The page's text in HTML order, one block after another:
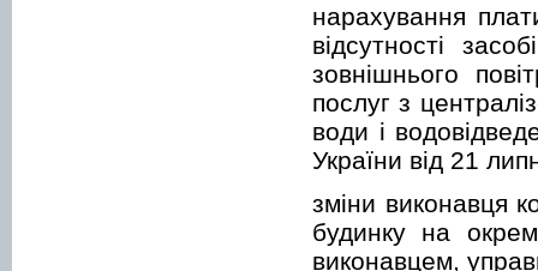
нарахування
відсутності
зовнішнього
послуг з
води і
України від 21
зміни виконавця
будинку на
виконавцем,